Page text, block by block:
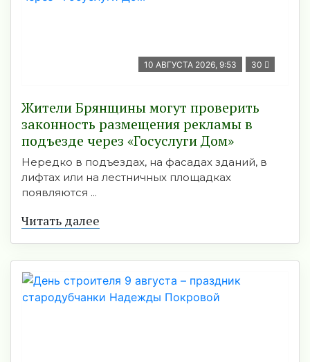
10 АВГУСТА 2026, 9:53 30
Жители Брянщины могут проверить
законность размещения рекламы в
подъезде через «Госуслуги Дом»
Нередко в подъездах, на фасадах зданий, в
лифтах или на лестничных площадках
появляются ...
Читать далее